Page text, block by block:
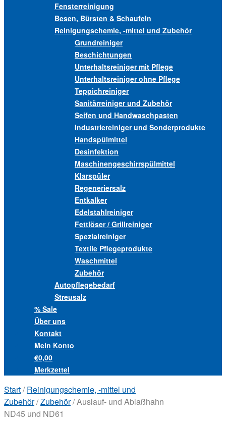
Fensterreinigung
Besen, Bürsten & Schaufeln
Reinigungschemie, -mittel und Zubehör
Grundreiniger
Beschichtungen
Unterhaltsreiniger mit Pflege
Unterhaltsreiniger ohne Pflege
Teppichreiniger
Sanitärreiniger und Zubehör
Seifen und Handwaschpasten
Industriereiniger und Sonderprodukte
Handspülmittel
Desinfektion
Maschinengeschirrspülmittel
Klarspüler
Regeneriersalz
Entkalker
Edelstahlreiniger
Fettlöser / Grillreiniger
Spezialreiniger
Textile Pflegeprodukte
Waschmittel
Zubehör
Autopflegebedarf
Streusalz
% Sale
Über uns
Kontakt
Mein Konto
€0,00
Merkzettel
Start/Reinigungschemie, -mittel und
Zubehör/Zubehör/ Auslauf- und Ablaßhahn
ND45 und ND61